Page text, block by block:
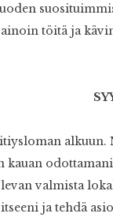
töitä ja
kauan
valmista
ja tehdä